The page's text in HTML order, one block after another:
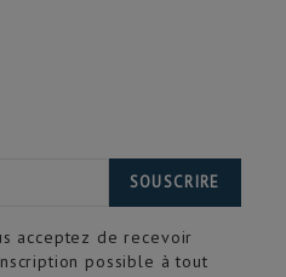
SOUSCRIRE
acceptez de recevoir
possible à tout